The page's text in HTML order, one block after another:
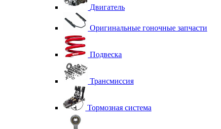
Двигатель
Оригинальные гоночные запчасти
Подвеска
Трансмиссия
Тормозная система